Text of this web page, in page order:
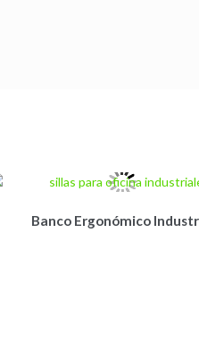
Banco Ergonómico